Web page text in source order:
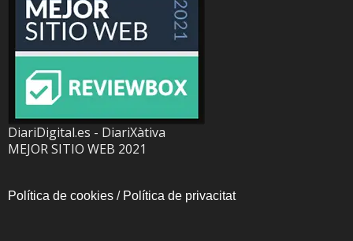
DiariDigital.es - DiariXàtiva
MEJOR SITIO WEB 2021
Política de cookies / Política de privacitat